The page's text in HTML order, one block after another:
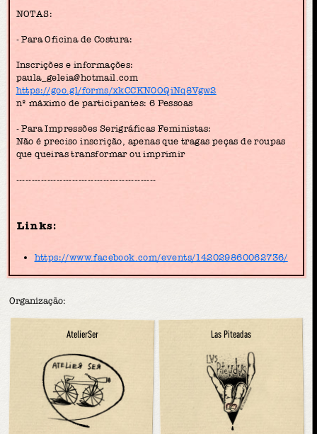
NOTAS:
- Para Oficina de Costura:
Inscrições e informações:
paula_geleia@hotmail.com
https://goo.gl/forms/xkCCKN0OQiNq8Vgw2
nº máximo de participantes: 6 Pessoas
- Para Impressões Serigráficas Feministas:
Não é preciso inscrição, apenas que tragas peças de roupas
que queiras transformar ou imprimir
---------------------------------------------
Links:
https://www.facebook.com/events/142029860062736/
Organização:
AtelierSer Las Piteadas